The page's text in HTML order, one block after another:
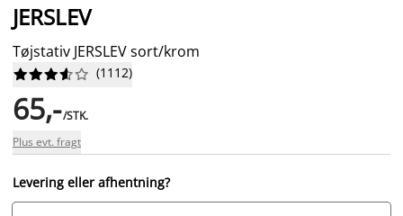
JERSLEV
Tøjstativ JERSLEV sort/krom





 (1112)
65,-/STK.
Plus evt. fragt
Levering eller afhentning?